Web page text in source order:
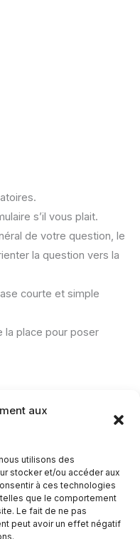
aux
utilisons des
stocker et/ou accéder aux
à ces technologies
que le comportement
Le fait de ne pas
peut avoir un effet négatif
s’il vous plait.
de votre question, le
la question vers la
courte et simple
la place pour poser
que le prénom et le
la question.
aucune donnée